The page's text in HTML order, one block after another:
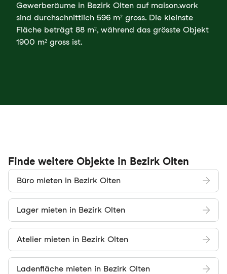
Gewerberäume in Bezirk Olten auf maison.work
sind durchschnittlich 596 m² gross. Die kleinste
Fläche beträgt 88 m², während das grösste Objekt
1900 m² gross ist.
Finde weitere Objekte in Bezirk Olten
Büro mieten in Bezirk Olten
Lager mieten in Bezirk Olten
Atelier mieten in Bezirk Olten
Ladenfläche mieten in Bezirk Olten